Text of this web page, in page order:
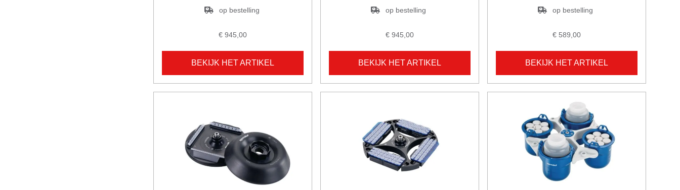
op bestelling
€ 945,00
BEKIJK HET ARTIKEL
op bestelling
€ 945,00
BEKIJK HET ARTIKEL
op bestelling
€ 589,00
BEKIJK HET ARTIKEL